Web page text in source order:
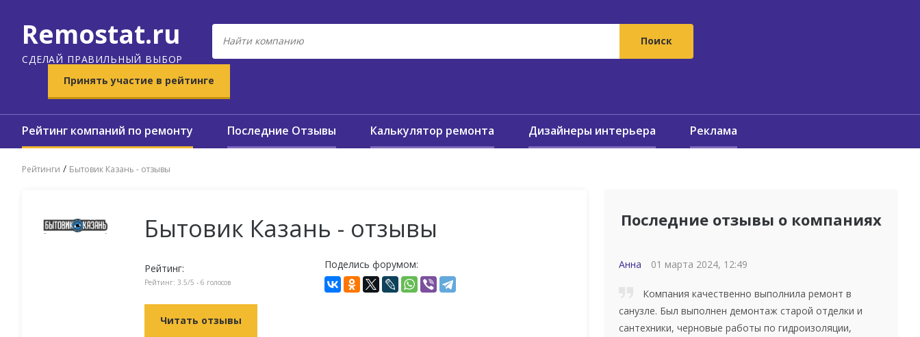
Remostat.ru
СДЕЛАЙ ПРАВИЛЬНЫЙ ВЫБОР
Принять участие в рейтинге
Рейтинг компаний по ремонту Последние Отзывы Калькулятор ремонта Дизайнеры интерьера Реклама
Рейтинги / Бытовик Казань - отзывы
Бытовик Казань - отзывы
Рейтинг:
Рейтинг: 3.5/5 - 6 голосов
Поделись форумом:
Читать отзывы
Последние отзывы о компаниях
Анна 01 марта 2024, 12:49
Компания качественно выполнила ремонт в
санузле. Был выполнен демонтаж старой отделки и
сантехники, черновые работы по гидроизоляции,